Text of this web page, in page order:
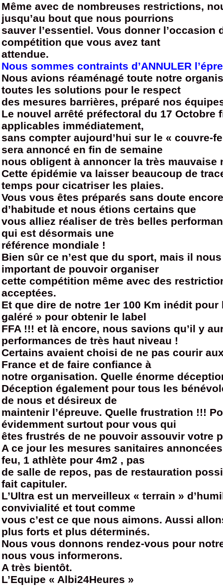
Même avec de nombreuses restrictions,
jusqu’au bout que nous pourrions
sauver l’essentiel. Vous donner l’occasion
compétition que vous avez tant
attendue.
Nous sommes contraints d’ANNULER
Nous avions réaménagé toute notre
toutes les solutions pour le respect
des mesures barrières, préparé nos
Le nouvel arrêté préfectoral du 17 Octobre
applicables immédiatement,
sans compter aujourd’hui sur le « couvre-
sera annoncé en fin de semaine
nous obligent à annoncer la très mauvaise
Cette épidémie va laisser beaucoup de
temps pour cicatriser les plaies.
Vous vous êtes préparés sans doute
d’habitude et nous étions certains que
vous alliez réaliser de très belles
qui est désormais une
référence mondiale !
Bien sûr ce n’est que du sport, mais il
important de pouvoir organiser
cette compétition même avec des
acceptées.
Et que dire de notre 1er 100 Km inédit
galéré » pour obtenir le label
FFA !!! et là encore, nous savions qu’il y
performances de très haut niveau !
Certains avaient choisi de ne pas courir
France et de faire confiance à
notre organisation. Quelle énorme
Déception également pour tous les
de nous et désireux de
maintenir l’épreuve. Quelle frustration !!!
évidemment surtout pour vous qui
êtes frustrés de ne pouvoir assouvir votre
A ce jour les mesures sanitaires
feu, 1 athlète pour 4m2 , pas
de salle de repos, pas de restauration
fait capituler.
L’Ultra est un merveilleux « terrain »
convivialité et tout comme
vous c’est ce que nous aimons. Aussi
plus forts et plus déterminés.
Nous vous donnons rendez-vous pour
nous vous informerons.
A très bientôt.
L’Equipe « Albi24Heures »